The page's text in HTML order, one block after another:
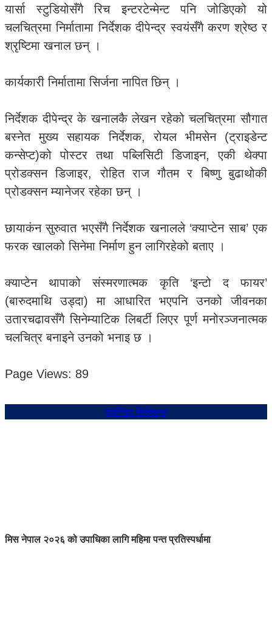
यार्सा स्टुडियोसँगै रिच इन्टरटेन्मेन्ट पनि जोडिएको यो
चलचित्रमा निर्मातामा निर्देशक दीपेन्द्र स्वयंसँगै करण श्रेष्ठ र
श्रृष्टिमा खनाल छन् ।
कार्यकारी निर्मातामा सिर्जना नापित छिन् ।
निर्देशक दीपेन्द्र के खनालकै लेखन रहेको चलचित्रमा सौगात
बस्नेत मुख्य सहायक निर्देशक, रोयल भीमसेन (ट्राइडेन्ट
कन्सेप्ट)को पोस्टर तथा पब्लिसिटी डिजाइन, एकी थेक्पा
प्रोडक्सन डिजाइर, रोहित राज गौतम र बिष्णु बुढाथोकी
प्रोडक्सन म्यानेजर रहेका छन् ।
छायाकंन सुरुवात भएसँगै निर्देशक खनालले ‘क्याप्टेन साब’ एक
फरक खालको सिनेमा निर्माण हुन लागिरहेको बताए ।
क्याप्टेन थापाको संस्मरणात्मक कृति ‘इन्टो द फायर’
(बारुदमाथि उड्दा) मा आधारित भएपनि उनको जीवनका
उतारचढावसँगै सिनेम्याटिक लिबर्टी लिएर पूर्ण मनोरञ्जनात्मक
चलचित्र बनाइने उनको भनाइ छ ।
Page Views: 89
संबन्धित शिर्षकहरु
मिस नेपाल २०२६ को उपाधिका लागि महिमा पन्त प्रतिस्पर्धामा